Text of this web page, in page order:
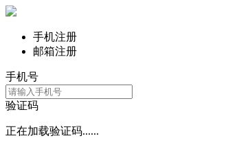
手机注册
邮箱注册
手机号
验证码
正在加载验证码......